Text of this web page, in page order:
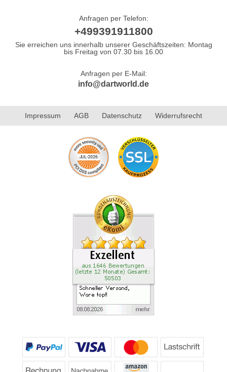
Anfragen per Telefon:
+499391911800
Sie erreichen uns innerhalb unserer Geschäftszeiten: Montag
bis Freitag von 07.30 bis 16.00
Anfragen per E-Mail:
info@dartworld.de
Impressum AGB Datenschutz Widerrufsrecht